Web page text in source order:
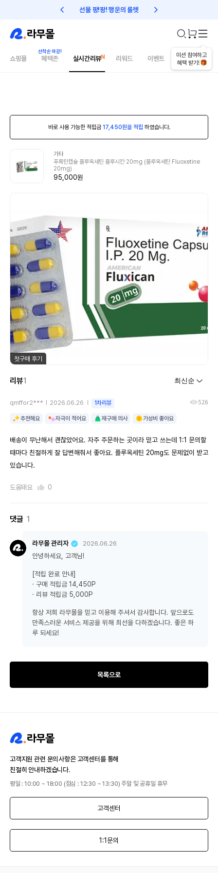
선물 팡!팡! 행운의 룰렛 친구초대 1만원 리워드!
미션 참여하고
혜택 받기!
쇼핑몰 혜택존 실시간리뷰 리워드 이벤트 건강매거진
바로 사용 가능한 적립금 17,450원을 적립 하였습니다.
기타
푸록틴캡슐 플루옥세틴 플루시칸 20mg (플루옥세틴 Fluoxetine
20mg)
95,000원
첫구매 후기
리뷰1
qmffor2*** 2026.06.26 1차리뷰 526
추천해요 자극이 적어요 재구매 의사 가성비 좋아요
배송이 무난해서 괜찮았어요. 자주 주문하는 곳이라 믿고 쓰는데 1:1 문의할
때마다 친절하게 잘 답변해줘서 좋아요. 플루옥세틴 20mg도 문제없이 받고
있습니다.
도움돼요 0
댓글 1
라무몰 관리자 2026.06.26
안녕하세요, 고객님!
[적립 완료 안내]
· 구매 적립금 14,450P
· 리뷰 적립금 5,000P
항상 저희 라무몰을 믿고 이용해 주셔서 감사합니다. 앞으로도
만족스러운 서비스 제공을 위해 최선을 다하겠습니다. 좋은 하
루 되세요!
목록으로
고객지원 관련 문의사항은 고객센터를 통해
친절히 안내하겠습니다.
평일 : 10:00 ~ 18:00 (점심 : 12:30 ~ 13:30) 주말 및 공휴일 휴무
고객센터
1:1문의